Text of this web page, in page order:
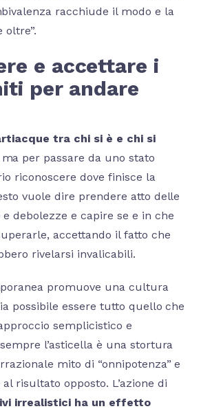
racchiude il modo e la
oltre”.
e accettare i
per andare
tra chi si è e chi si
ma per passare da uno stato
riconoscere dove finisce la
vuole dire prendere atto delle
debolezze e capire se e in che
accettando il fatto che
rivelarsi invalicabili.
promuove una cultura
possibile essere tutto quello che
semplicistico e
l’asticella è una stortura
mito di “onnipotenza” e
risultato opposto. L’azione di
irrealistici ha un effetto